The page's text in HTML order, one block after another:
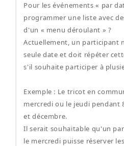
Pour les événements « par
programmer une liste avec
d'un « menu déroulant » ?
Actuellement, un participant
seule date et doit répéter
s'il souhaite participer à
Exemple : Le tricot en
mercredi ou le jeudi pendant
et décembre.
Il serait souhaitable qu'un
le mercredi puisse réserver